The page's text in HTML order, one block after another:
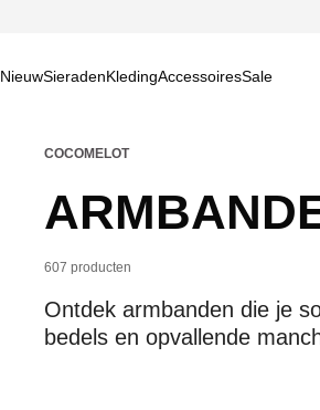
NieuwSieradenKledingAccessoiresSale
COCOMELOT
C
O
L
607 producten
Ontdek armbanden die je
bedels en opvallende